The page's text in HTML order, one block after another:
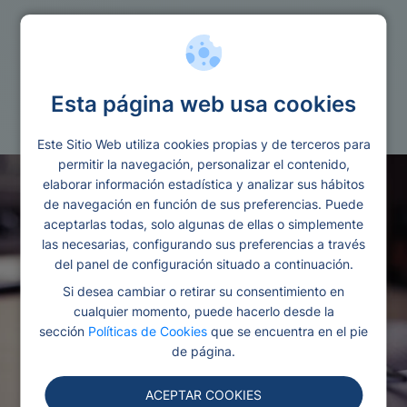
Esta página web usa cookies
Este Sitio Web utiliza cookies propias y de terceros para
permitir la navegación, personalizar el contenido,
elaborar información estadística y analizar sus hábitos
de navegación en función de sus preferencias. Puede
aceptarlas todas, solo algunas de ellas o simplemente
las necesarias, configurando sus preferencias a través
del panel de configuración situado a continuación.
Si desea cambiar o retirar su consentimiento en
cualquier momento, puede hacerlo desde la
sección Políticas de Cookies que se encuentra en el pie
de página.
ACEPTAR COOKIES